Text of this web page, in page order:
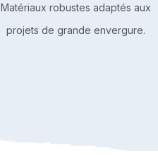
Matériaux robustes adaptés aux
projets de grande envergure.